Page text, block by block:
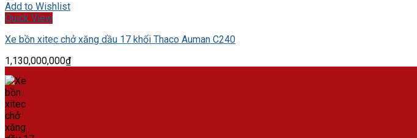
Add to Wishlist
Quick View
Xe bồn xitec chở xăng dầu 17 khối Thaco Auman C240
1,130,000,000₫